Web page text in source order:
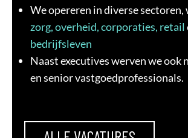
We opereren in diverse sectoren,
zorg, overheid, corporaties, retail
bedrijfsleven
Naast executives werven we ook
en senior vastgoedprofessionals.